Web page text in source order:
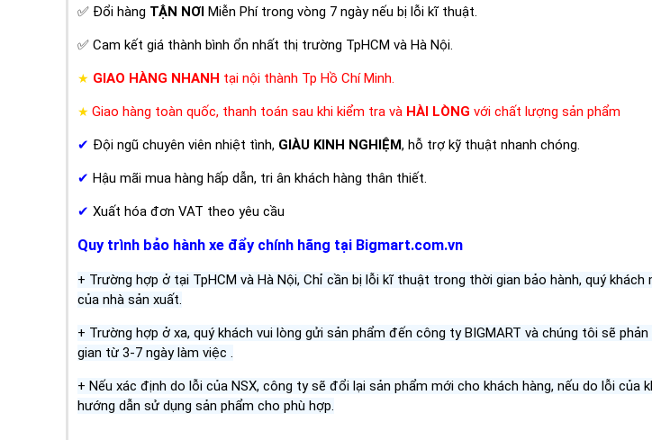
✅ Đổi hàng TẬN NƠI Miễn Phí trong vòng 7 ngày nếu bị lỗi kĩ thuật.
✅ Cam kết giá thành bình ổn nhất thị trường TpHCM và Hà Nội.
★ GIAO HÀNG NHANH tại nội thành Tp Hồ Chí Minh.
★ Giao hàng toàn quốc, thanh toán sau khi kiểm tra và HÀI LÒNG với chất lượng sản phẩm
✔ Đội ngũ chuyên viên nhiệt tình, GIÀU KINH NGHIỆM, hỗ trợ kỹ thuật nhanh chóng.
✔ Hậu mãi mua hàng hấp dẫn, tri ân khách hàng thân thiết.
✔ Xuất hóa đơn VAT theo yêu cầu
Quy trình bảo hành xe đẩy chính hãng tại Bigmart.com.vn
+ Trường hợp ở tại TpHCM và Hà Nội, Chỉ cần bị lỗi kĩ thuật trong thời gian bảo hành, quý
của nhà sản xuất.
+ Trường hợp ở xa, quý khách vui lòng gửi sản phẩm đến công ty BIGMART và chúng tôi sẽ
gian từ 3-7 ngày làm việc .
+ Nếu xác định do lỗi của NSX, công ty sẽ đổi lại sản phẩm mới cho khách hàng, nếu do lỗi của
hướng dẫn sử dụng sản phẩm cho phù hợp.